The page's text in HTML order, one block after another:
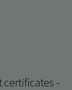
certificates -